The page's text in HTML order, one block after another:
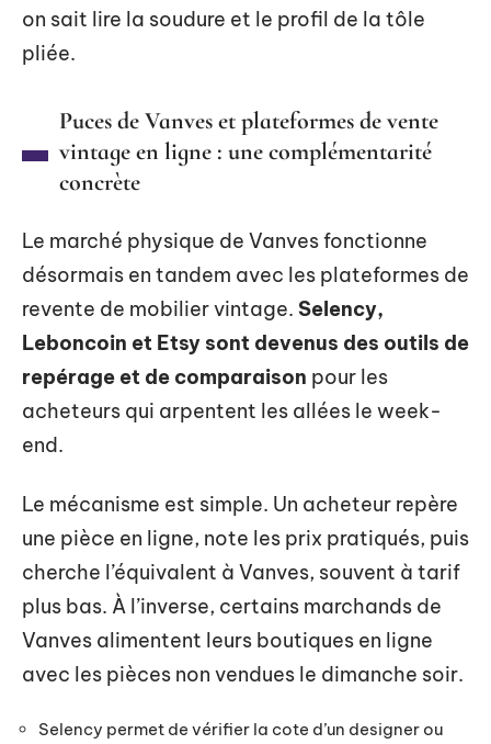
on sait lire la soudure et le profil de la tôle
pliée.
Puces de Vanves et plateformes de vente
vintage en ligne : une complémentarité
concrète
Le marché physique de Vanves fonctionne
désormais en tandem avec les plateformes de
revente de mobilier vintage. Selency,
Leboncoin et Etsy sont devenus des outils de
repérage et de comparaison pour les
acheteurs qui arpentent les allées le week-
end.
Le mécanisme est simple. Un acheteur repère
une pièce en ligne, note les prix pratiqués, puis
cherche l’équivalent à Vanves, souvent à tarif
plus bas. À l’inverse, certains marchands de
Vanves alimentent leurs boutiques en ligne
avec les pièces non vendues le dimanche soir.
Selency permet de vérifier la cote d’un designer ou